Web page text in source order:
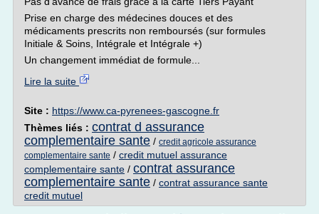
Prise en charge des médecines douces et des
médicaments prescrits non remboursés (sur formules
Initiale & Soins, Intégrale et Intégrale +)
Un changement immédiat de formule...
Lire la suite
Site : https://www.ca-pyrenees-gascogne.fr
Thèmes liés : contrat d assurance
complementaire sante / credit agricole assurance
complementaire sante / credit mutuel assurance
complementaire sante / contrat assurance
complementaire sante / contrat assurance sante
credit mutuel